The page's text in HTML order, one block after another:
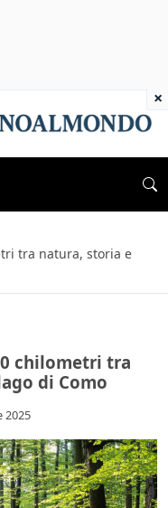
tra natura, storia e
chilometri tra
di Como
2025
×